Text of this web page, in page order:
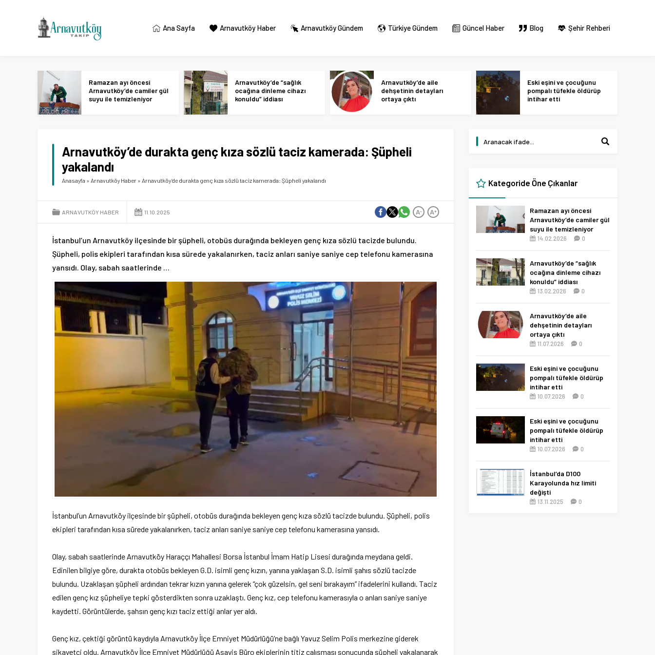
Ana Sayfa Arnavutköy Haber Arnavutköy Gündem Türkiye Gündem Güncel Haber Blog Şehir Rehberi
Ramazan ayı öncesi
Arnavutköy’de camiler gül
suyu ile temizleniyor
Arnavutköy’de “sağlık
ocağına dinleme cihazı
konuldu” iddiası
Arnavutköy’de aile
dehşetinin detayları
ortaya çıktı
Eski eşini ve çocuğunu
pompalı tüfekle öldürüp
intihar etti
Arnavutköy’de durakta genç kıza sözlü taciz kamerada: Şüpheli
yakalandı
Anasayfa » Arnavutköy Haber » Arnavutköy’de durakta genç kıza sözlü taciz kamerada: Şüpheli yakalandı
ARNAVUTKÖY HABER 11.10.2025 A+
A-
İstanbul’un Arnavutköy ilçesinde bir şüpheli, otobüs durağında bekleyen genç kıza sözlü tacizde bulundu.
Şüpheli, polis ekipleri tarafından kısa sürede yakalanırken, taciz anları saniye saniye cep telefonu kamerasına
yansıdı. Olay, sabah saatlerinde …
İstanbul’un Arnavutköy ilçesinde bir şüpheli, otobüs durağında bekleyen genç kıza sözlü tacizde bulundu. Şüpheli, polis
ekipleri tarafından kısa sürede yakalanırken, taciz anları saniye saniye cep telefonu kamerasına yansıdı.
Olay, sabah saatlerinde Arnavutköy Haraççı Mahallesi Borsa İstanbul İmam Hatip Lisesi durağında meydana geldi.
Edinilen bilgiye göre, durakta otobüs bekleyen G.D. isimli genç kızın, yanına yaklaşan S.D. isimli şahıs sözlü tacizde
bulundu. Uzaklaşan şüpheli ardından tekrar kızın yanına gelerek “çok güzelsin, gel seni bırakayım” ifadelerini kullandı. Taciz
edilen genç kız şüpheliye tepki gösterdikten sonra uzaklaştı. Genç kız, cep telefonu kamerasıyla o anları saniye saniye
kaydetti. Görüntülerde, şahsın genç kızı taciz ettiği anlar yer aldı.
Genç kız, çektiği görüntü kaydıyla Arnavutköy İlçe Emniyet Müdürlüğü’ne bağlı Yavuz Selim Polis merkezine giderek
şikayetçi oldu. Arnavutköy İlçe Emniyet Müdürlüğü Asayiş Büro ekiplerinin titiz çalışması sonucunda şüpheli yakalanarak
Kategoride Öne Çıkanlar
Ramazan ayı öncesi
Arnavutköy’de camiler gül
suyu ile temizleniyor
14.02.2026 0
Arnavutköy’de “sağlık
ocağına dinleme cihazı
konuldu” iddiası
13.02.2026 0
Arnavutköy’de aile
dehşetinin detayları
ortaya çıktı
11.07.2026 0
Eski eşini ve çocuğunu
pompalı tüfekle öldürüp
intihar etti
10.07.2026 0
Eski eşini ve çocuğunu
pompalı tüfekle öldürüp
intihar etti
10.07.2026 0
İstanbul’da D100
Karayolunda hız limiti
değişti
13.11.2025 0